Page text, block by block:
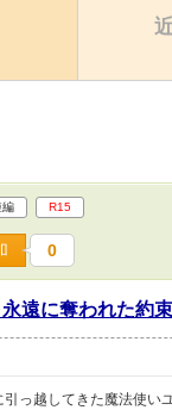
編 R15
0
遠に奪われた約束
引っ越してきた魔法使い